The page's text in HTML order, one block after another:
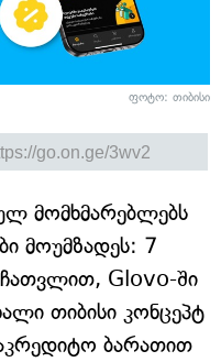
ფოტო: თიბისი
მომხმარებლებს
მოუმზადეს: 7
Glovo-ში
თიბისი კონცეპტ
ბარათით